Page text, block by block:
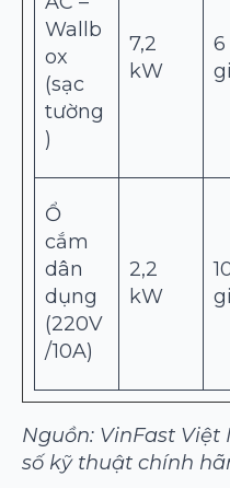
Wallb
ox
(sạc
tường
)
7,2
kW
6
Ổ
cắm
dân
dụng
(220V
/10A)
2,2
kW
Nguồn: VinFast
số kỹ thuật chính